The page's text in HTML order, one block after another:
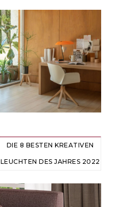
DIE 8 BESTEN KREATIVEN
LEUCHTEN DES JAHRES 2022